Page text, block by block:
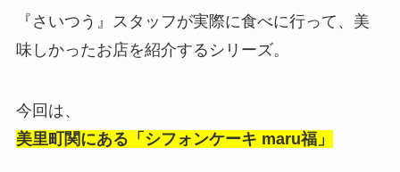
『さいつう』スタッフが実際に食べに行って、美
味しかったお店を紹介するシリーズ。
今回は、
美里町関にある「シフォンケーキ maru福」